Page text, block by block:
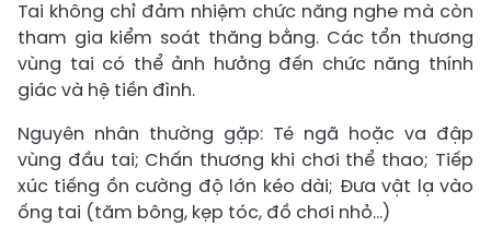
Tai không chỉ đảm nhiệm chức năng nghe mà còn
tham gia kiểm soát thăng bằng. Các tổn thương
vùng tai có thể ảnh hưởng đến chức năng thính
giác và hệ tiền đình.
Nguyên nhân thường gặp: Té ngã hoặc va đập
vùng đầu tai; Chấn thương khi chơi thể thao; Tiếp
xúc tiếng ồn cường độ lớn kéo dài; Đưa vật lạ vào
ống tai (tăm bông, kẹp tóc, đồ chơi nhỏ...)